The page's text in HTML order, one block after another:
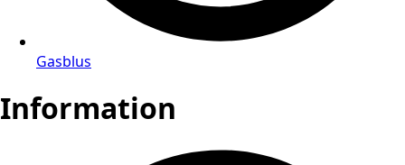
Gasblus
Information